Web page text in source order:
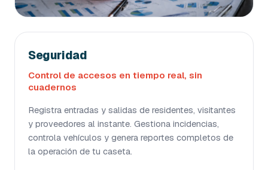
Seguridad
Control de accesos en tiempo real, sin
cuadernos
Registra entradas y salidas de residentes, visitantes
y proveedores al instante. Gestiona incidencias,
controla vehículos y genera reportes completos de
la operación de tu caseta.